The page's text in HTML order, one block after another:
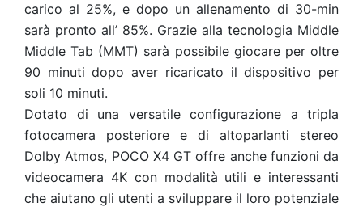
carico al 25%, e dopo un allenamento di 30-min
sarà pronto all’ 85%. Grazie alla tecnologia Middle
Middle Tab (MMT) sarà possibile giocare per oltre
90 minuti dopo aver ricaricato il dispositivo per
soli 10 minuti.
Dotato di una versatile configurazione a tripla
fotocamera posteriore e di altoparlanti stereo
Dolby Atmos, POCO X4 GT offre anche funzioni da
videocamera 4K con modalità utili e interessanti
che aiutano gli utenti a sviluppare il loro potenziale